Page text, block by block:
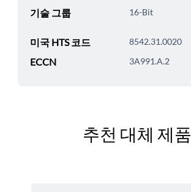
기술 그룹 16-Bit
미국 HTS 코드 8542.31.0020
ECCN 3A991.A.2
추천 대체 제품